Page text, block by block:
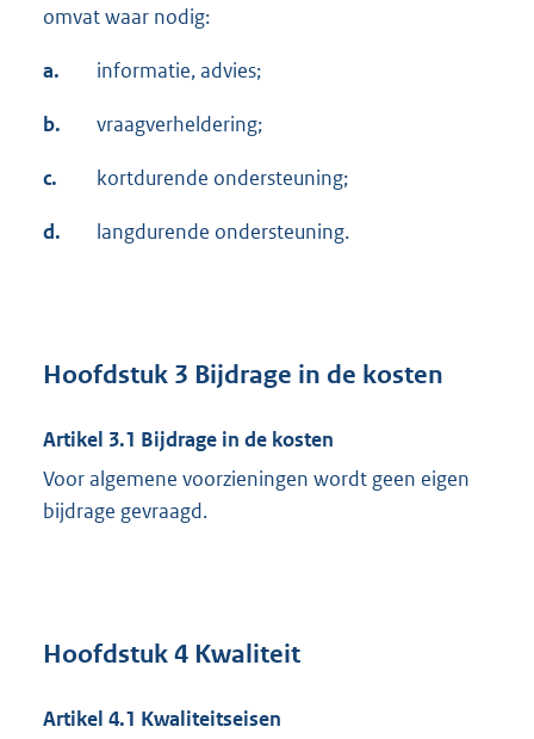
omvat waar nodig:
a. informatie, advies;
b. vraagverheldering;
c. kortdurende ondersteuning;
d. langdurende ondersteuning.
Hoofdstuk 3 Bijdrage in de kosten
Artikel 3.1 Bijdrage in de kosten
Voor algemene voorzieningen wordt geen eigen
bijdrage gevraagd.
Hoofdstuk 4 Kwaliteit
Artikel 4.1 Kwaliteitseisen